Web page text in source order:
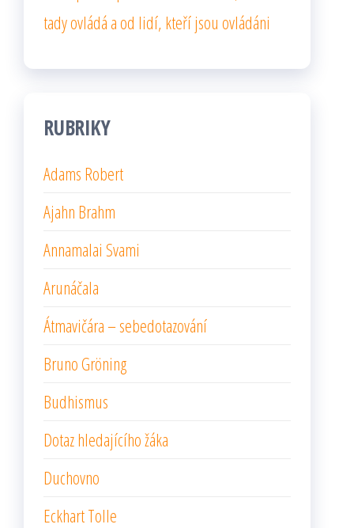
tady ovládá a od lidí, kteří jsou ovládáni
RUBRIKY
Adams Robert
Ajahn Brahm
Annamalai Svami
Arunáčala
Átmavičára – sebedotazování
Bruno Gröning
Budhismus
Dotaz hledajícího žáka
Duchovno
Eckhart Tolle